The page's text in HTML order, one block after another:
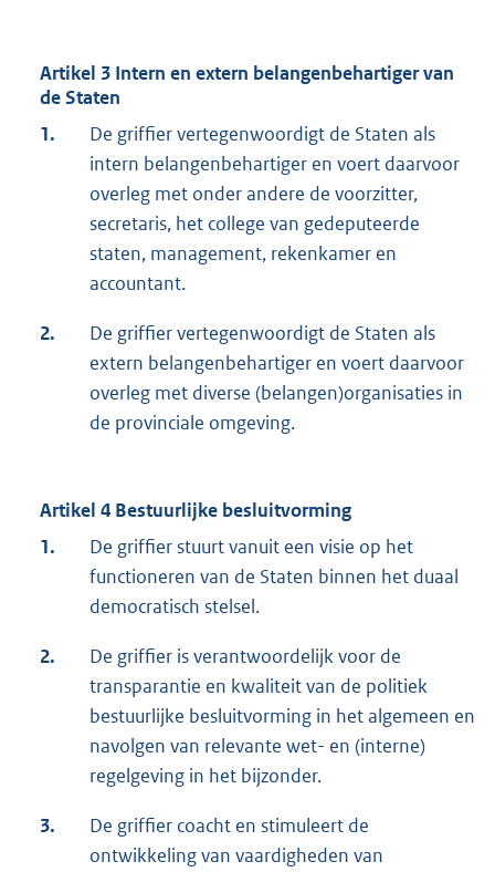
Artikel 3 Intern en extern belangenbehartiger van
de Staten
1.
De griffier vertegenwoordigt de Staten als
intern belangenbehartiger en voert daarvoor
overleg met onder andere de voorzitter,
secretaris, het college van gedeputeerde
staten, management, rekenkamer en
accountant.
2.
De griffier vertegenwoordigt de Staten als
extern belangenbehartiger en voert daarvoor
overleg met diverse (belangen)organisaties in
de provinciale omgeving.
Artikel 4 Bestuurlijke besluitvorming
1.
De griffier stuurt vanuit een visie op het
functioneren van de Staten binnen het duaal
democratisch stelsel.
2.
De griffier is verantwoordelijk voor de
transparantie en kwaliteit van de politiek
bestuurlijke besluitvorming in het algemeen en
navolgen van relevante wet- en (interne)
regelgeving in het bijzonder.
3.
De griffier coacht en stimuleert de
ontwikkeling van vaardigheden van